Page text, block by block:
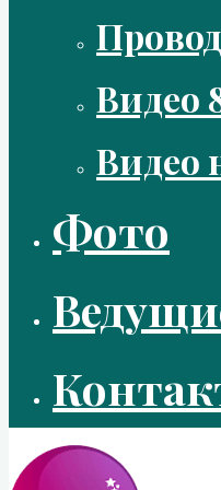
Видео
Видео
Фото